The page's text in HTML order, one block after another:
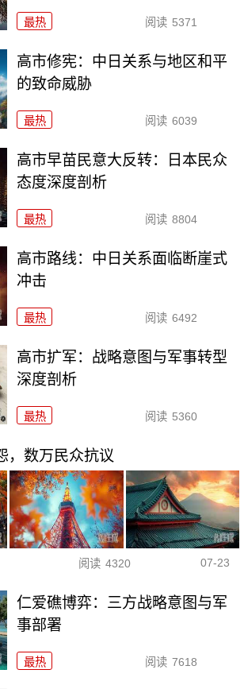
最热 阅读 5371
高市修宪：中日关系与地区和平
的致命威胁
最热 阅读 6039
高市早苗民意大反转：日本民众
态度深度剖析
最热 阅读 8804
高市路线：中日关系面临断崖式
冲击
最热 阅读 6492
高市扩军：战略意图与军事转型
深度剖析
最热 阅读 5360
，数万民众抗议
阅读 4320 07-23
仁爱礁博弈：三方战略意图与军
事部署
最热 阅读 7618